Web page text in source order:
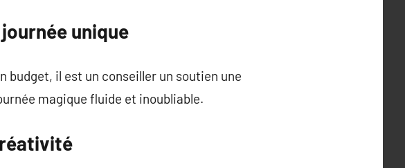
unique
budget, il est un conseiller un soutien une
magique fluide et inoubliable.